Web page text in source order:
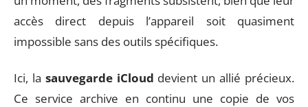
accès direct depuis l’appareil soit quasiment
impossible sans des outils spécifiques.
Ici, la sauvegarde iCloud devient un allié précieux.
Ce service archive en continu une copie de vos